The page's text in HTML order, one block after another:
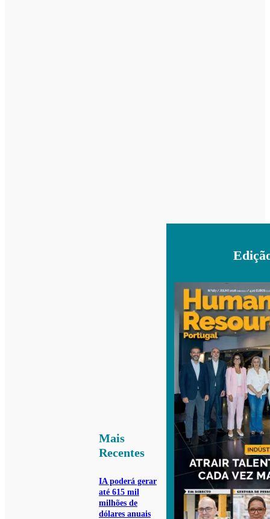
Mais
Recentes
IA poderá gerar
até 615 mil
milhões de
dólares anuais